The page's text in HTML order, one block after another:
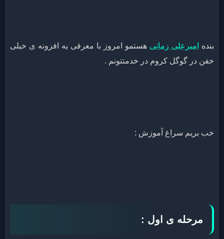
بنده امیرعلی زمانی هستمو امروز با معرفی یه افزونه ی خیلی
خفن در گوگل کروم در خدمتتونم .
خب بریم سراغ آموزش :
مرحله ی اول :